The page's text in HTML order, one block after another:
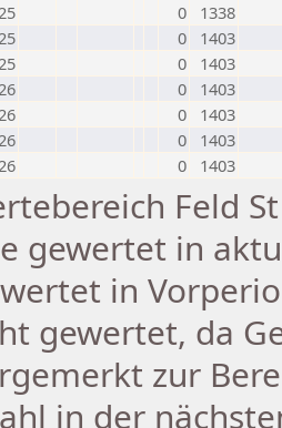
0
1338
0
1403
0
1403
0
1403
0
1403
0
1403
0 1403
Feld
gewertet in
in
gewertet, da
zur
in der